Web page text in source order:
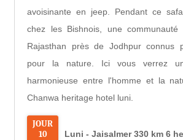
avoisinante en jeep. Pendant ce
chez les Bishnois, une
Rajasthan près de Jodhpur connus
pour la nature. Ici vous verrez
harmonieuse entre l'homme et la
Chanwa heritage hotel luni.
JOUR
10
Luni - Jaisalmer 330 km 6